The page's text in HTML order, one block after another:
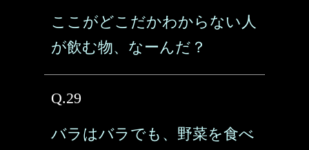
ここがどこだかわからない人
が飲む物、なーんだ？
Q.29
バラはバラでも、野菜を食べ